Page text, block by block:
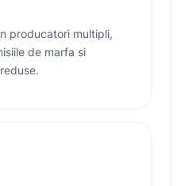
producatori multipli,
de marfa si